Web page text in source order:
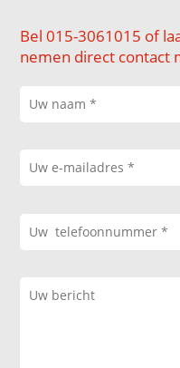
Bel 015-3061015 of
nemen direct contact